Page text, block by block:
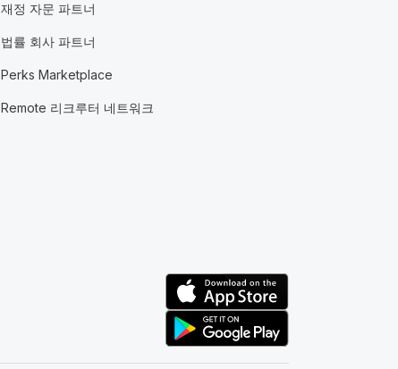
재정 자문 파트너
법률 회사 파트너
Perks Marketplace
Remote 리크루터 네트워크